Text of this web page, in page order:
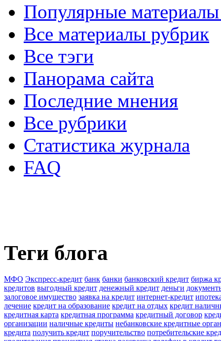
Популярные
Все материалы рубрик
Все тэги
Панорама сайта
Последние мнения
Все рубрики
Статистика журнала
FAQ
Теги блога
МФО Экспресс-кредит банк банки банковский кредит биржа
кредитов выгодный кредит денежный кредит деньги
залоговое имущество заявка на кредит интернет-кредит
лечение кредит на образование кредит на отдых кредит
кредитная карта кредитная программа кредитный договор
организации наличные кредиты небанковские кредитные
кредита получить кредит поручительство потребительские